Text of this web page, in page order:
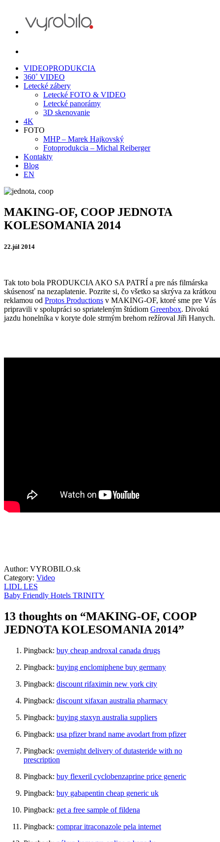
VIDEOPRODUKCIA
360˚ VIDEO
Letecké zábery
Letecké FOTO & VIDEO
Letecké panorámy
3D skenovanie
4K
FOTO
MHP – Marek Hajkovský
Fotoprodukcia – Michal Reiberger
Kontakty
Blog
EN
MAKING-OF, COOP JEDNOTA
KOLESOMANIA 2014
22.júl 2014
Tak toto bola PRODUKCIA AKO SA PATRÍ a pre nás filmárska
skúsenosť na nezaplatenie. Pozrite si, čo všetko sa skrýva za krátkou
reklamou od Protos Productions v MAKING-OF, ktoré sme pre Vás
pripravili v spolupráci so spriateleným štúdiom Greenbox. Divokú
jazdu honelníka v koryte dole strmým brehom režíroval Jiři Hanych.
Author: VYROBILO.sk
Category: Video
LIDL LES
Baby Friendly Hotels TRINITY
13 thoughts on “MAKING-OF, COOP
JEDNOTA KOLESOMANIA 2014”
Pingback: buy cheap androxal canada drugs
Pingback: buying enclomiphene buy germany
Pingback: discount rifaximin new york city
Pingback: discount xifaxan australia pharmacy
Pingback: buying staxyn australia suppliers
Pingback: usa pfizer brand name avodart from pfizer
Pingback: overnight delivery of dutasteride with no
prescription
Pingback: buy flexeril cyclobenzaprine price generic
Pingback: buy gabapentin cheap generic uk
Pingback: get a free sample of fildena
Pingback: comprar itraconazole pela internet